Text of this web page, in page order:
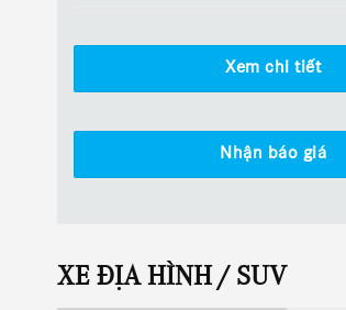
Xem chi tiết
Nhận báo giá
XE ĐỊA HÌNH / SUV